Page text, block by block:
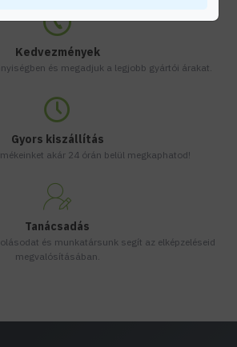
Kedvezmények
és megadjuk a legjobb gyártói árakat.
Gyors kiszállítás
akár 24 órán belül megkaphatod!
Tanácsadás
és munkatársunk segít az elképzeléseid
megvalósításában.